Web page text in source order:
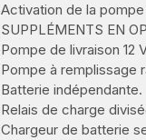
Activation de la
SUPPLÉMENTS EN
Pompe de livraison 12
Pompe à remplissage
Batterie indépendante.
Relais de charge
Chargeur de batterie